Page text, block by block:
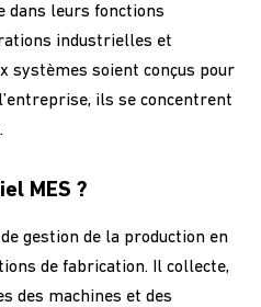
dans leurs fonctions
industrielles et
systèmes soient conçus pour
ils se concentrent
MES ?
gestion de la production en
de fabrication. Il collecte,
des machines et des